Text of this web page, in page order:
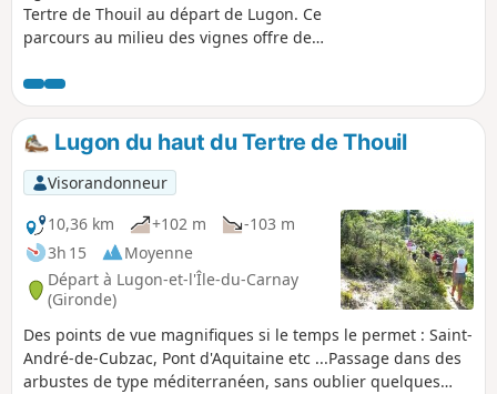
Tertre de Thouil au départ de Lugon. Ce
parcours au milieu des vignes offre de
Thouil, on peut admirer deux anciens
moulins à vent.
Lugon du haut du Tertre de Thouil
Visorandonneur
10,36 km
+102 m
-103 m
3h 15
Moyenne
Départ à Lugon-et-l'Île-du-Carnay
(Gironde)
Des points de vue magnifiques si le temps le permet : Saint-
André-de-Cubzac, Pont d'Aquitaine etc ...Passage dans des
arbustes de type méditerranéen, sans oublier quelques